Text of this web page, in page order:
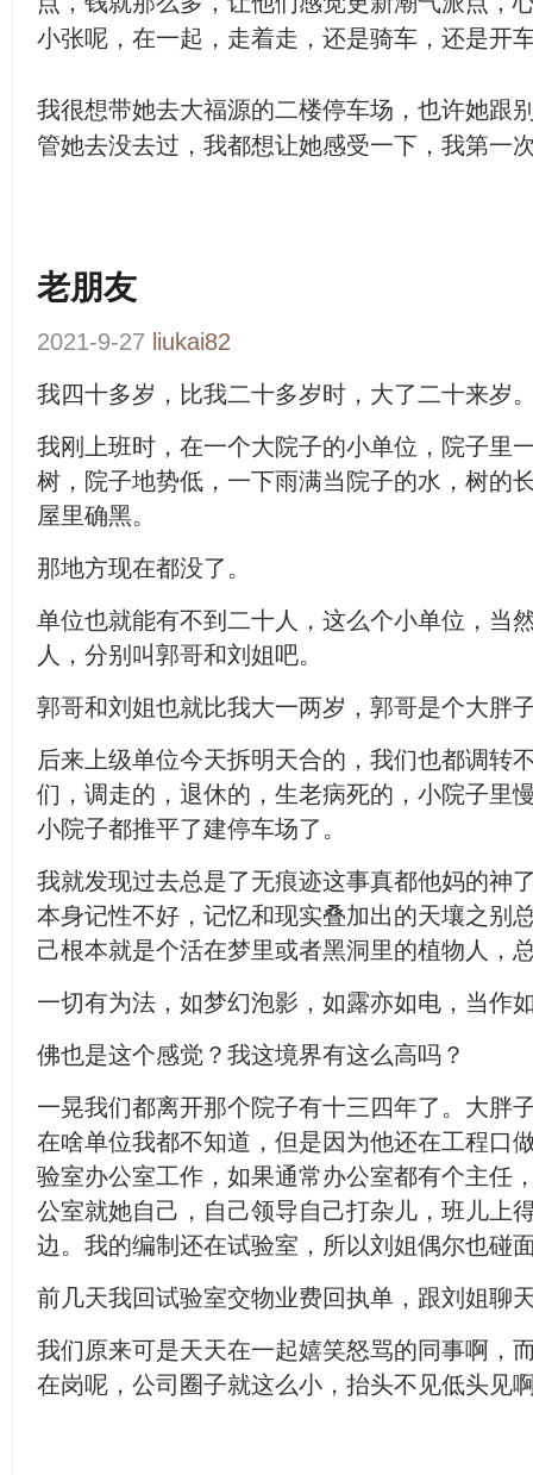
小张呢，在一起，走着走，还是骑车，还是开
我很想带她去大福源的二楼停车场，也许她跟
管她去没去过，我都想让她感受一下，我第一
老朋友
2021-9-27 liukai82
我四十多岁，比我二十多岁时，大了二十来岁
我刚上班时，在一个大院子的小单位，院子里
树，院子地势低，一下雨满当院子的水，树的
屋里确黑。
那地方现在都没了。
单位也就能有不到二十人，这么个小单位，当
人，分别叫郭哥和刘姐吧。
郭哥和刘姐也就比我大一两岁，郭哥是个大胖
后来上级单位今天拆明天合的，我们也都调转
们，调走的，退休的，生老病死的，小院子里
小院子都推平了建停车场了。
我就发现过去总是了无痕迹这事真都他妈的神
本身记性不好，记忆和现实叠加出的天壤之别
己根本就是个活在梦里或者黑洞里的植物人，
一切有为法，如梦幻泡影，如露亦如电，当作
佛也是这个感觉？我这境界有这么高吗？
一晃我们都离开那个院子有十三四年了。大胖
在啥单位我都不知道，但是因为他还在工程口
验室办公室工作，如果通常办公室都有个主任
公室就她自己，自己领导自己打杂儿，班儿上
边。我的编制还在试验室，所以刘姐偶尔也碰
前几天我回试验室交物业费回执单，跟刘姐聊
我们原来可是天天在一起嬉笑怒骂的同事啊，
在岗呢，公司圈子就这么小，抬头不见低头见